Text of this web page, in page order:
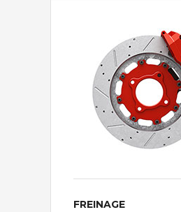
FREINAGE